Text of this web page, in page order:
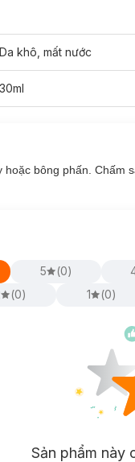
Da khô, mất nước
30ml
bông phấn.
5 (0)
(0) 1 (0)
Sản phẩm này